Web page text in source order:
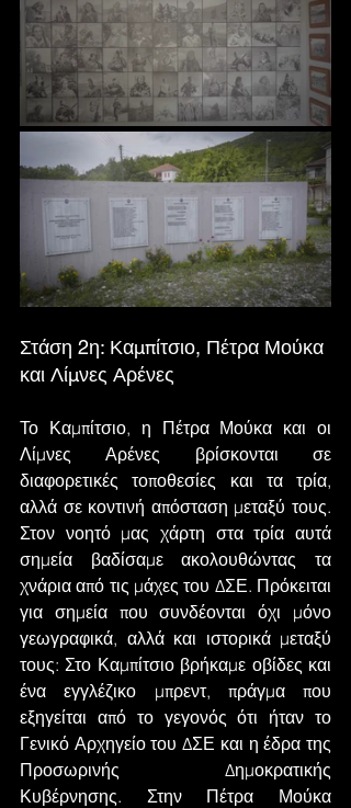
Στάση 2η: Καμπίτσιο, Πέτρα Μούκα
και Λίμνες Αρένες
Το Καμπίτσιο, η Πέτρα Μούκα και οι
Λίμνες Αρένες βρίσκονται σε
διαφορετικές τοποθεσίες και τα τρία,
αλλά σε κοντινή απόσταση μεταξύ τους.
Στον νοητό μας χάρτη στα τρία αυτά
σημεία βαδίσαμε ακολουθώντας τα
χνάρια από τις μάχες του ΔΣΕ. Πρόκειται
για σημεία που συνδέονται όχι μόνο
γεωγραφικά, αλλά και ιστορικά μεταξύ
τους: Στο Καμπίτσιο βρήκαμε οβίδες και
ένα εγγλέζικο μπρεντ, πράγμα που
εξηγείται από το γεγονός ότι ήταν το
Γενικό Αρχηγείο του ΔΣΕ και η έδρα της
Προσωρινής Δημοκρατικής
Κυβέρνησης. Στην Πέτρα Μούκα